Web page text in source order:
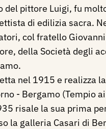
del pittore Luigi, fu
di edilizia sacra.
col fratello
della Società degli
nel 1915 e realizza
- Bergamo (Tempio
risale la sua prima
la galleria Casari di